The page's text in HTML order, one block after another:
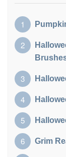
Grim